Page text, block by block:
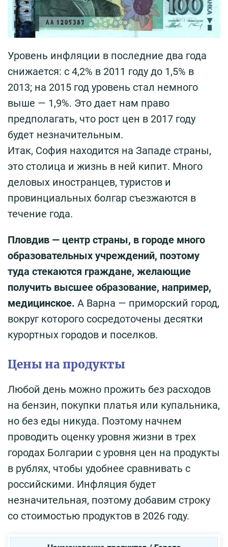
Уровень инфляции в последние два года
снижается: с 4,2% в 2011 году до 1,5% в
2013; на 2015 год уровень стал немного
выше — 1,9%. Это дает нам право
предполагать, что рост цен в 2017 году
будет незначительным.
Итак, София находится на Западе страны,
это столица и жизнь в ней кипит. Много
деловых иностранцев, туристов и
провинциальных болгар съезжаются в
течение года.
Пловдив — центр страны, в городе много
образовательных учреждений, поэтому
туда стекаются граждане, желающие
получить высшее образование, например,
медицинское. А Варна — приморский город,
вокруг которого сосредоточены десятки
курортных городов и поселков.
Цены на продукты
Любой день можно прожить без расходов
на бензин, покупки платья или купальника,
но без еды никуда. Поэтому начнем
проводить оценку уровня жизни в трех
городах Болгарии с уровня цен на продукты
в рублях, чтобы удобнее сравнивать с
российскими. Инфляция будет
незначительная, поэтому добавим строку
со стоимостью продуктов в 2026 году.